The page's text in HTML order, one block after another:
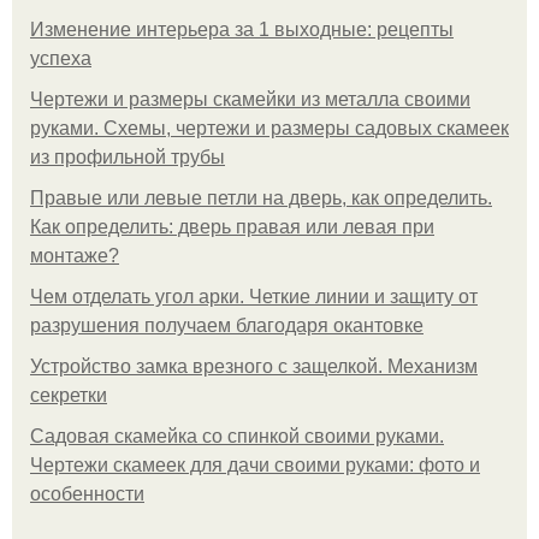
Изменение интерьера за 1 выходные: рецепты
успеха
Чертежи и размеры скамейки из металла своими
руками. Схемы, чертежи и размеры садовых скамеек
из профильной трубы
Правые или левые петли на дверь, как определить.
Как определить: дверь правая или левая при
монтаже?
Чем отделать угол арки. Четкие линии и защиту от
разрушения получаем благодаря окантовке
Устройство замка врезного с защелкой. Механизм
секретки
Садовая скамейка со спинкой своими руками.
Чертежи скамеек для дачи своими руками: фото и
особенности